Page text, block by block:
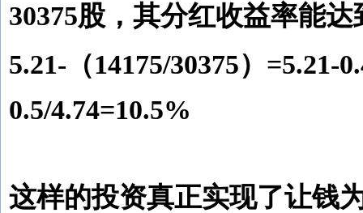
30375股，其分红收益率能
5.21-（14175/30375）=5.21-
0.5/4.74=10.5%
这样的投资真正实现了让钱